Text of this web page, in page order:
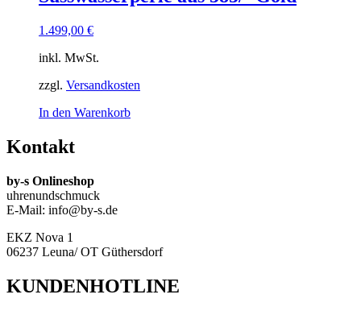
1.499,00 €
inkl. MwSt.
zzgl. Versandkosten
In den Warenkorb
Kontakt
by-s Onlineshop
uhrenundschmuck
E-Mail: info@by-s.de
EKZ Nova 1
06237 Leuna/ OT Güthersdorf
KUNDENHOTLINE